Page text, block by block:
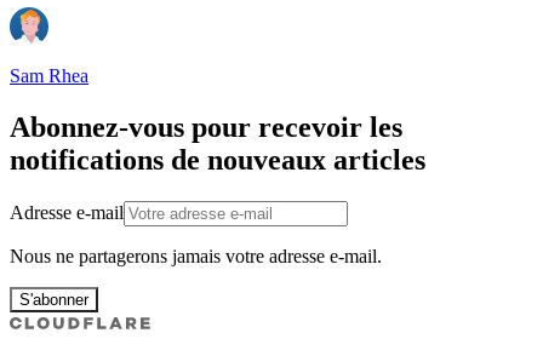
Sam Rhea
Abonnez-vous pour recevoir les
notifications de nouveaux articles
Adresse e-mail
Nous ne partagerons jamais votre adresse e-mail.
S'abonner